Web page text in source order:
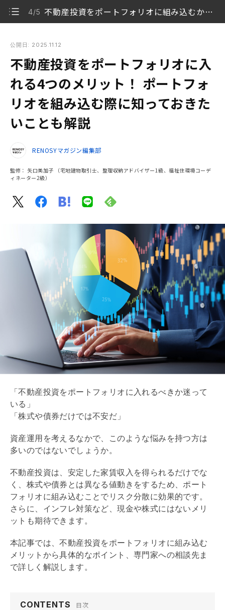
4/5 不動産投資をポートフォリオに組み込むか悩んだ際の相談先
フォリオを組み込む際に知っておきたいことも解説
1/5 ポートフォリオとは
2/5 不動産投資をポートフォリオに入れる4つのメリット
3/5
不動産投資をポートフォリオに組み込む際に知ってお
きたいこと
4/5
不動産投資をポートフォリオに組み込むか悩んだ際の
不動産投資をポートフォリオに組み込む際は専門家に
公開日: 2025.11.12
不動産投資をポートフォリオに入
れる4つのメリット！ ポートフォ
リオを組み込む際に知っておきた
いことも解説
RENOSYマガジン編集部
監修： 矢口美加子
（宅地建物取引士、整理収納アドバイザー1級、福祉住環境コーデ
ィネーター2級）
「不動産投資をポートフォリオに入れるべきか迷って
いる」
「株式や債券だけでは不安だ」
資産運用を考えるなかで、このような悩みを持つ方は
多いのではないでしょうか。
不動産投資は、安定した家賃収入を得られるだけでな
く、株式や債券とは異なる値動きをするため、ポート
フォリオに組み込むことでリスク分散に効果的です。
さらに、インフレ対策など、現金や株式にはないメリ
ットも期待できます。
本記事では、不動産投資をポートフォリオに組み込む
メリットから具体的なポイント、専門家への相談先ま
で詳しく解説します。
CONTENTS 目次